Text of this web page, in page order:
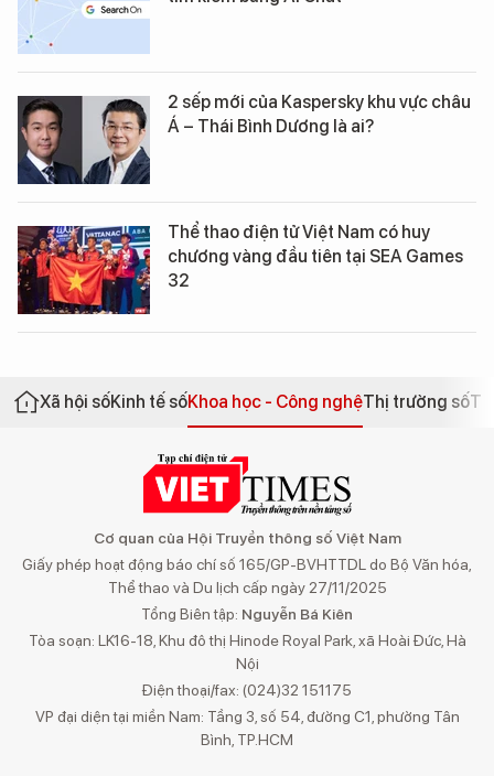
2 sếp mới của Kaspersky khu vực châu
Á – Thái Bình Dương là ai?
Thể thao điện tử Việt Nam có huy
chương vàng đầu tiên tại SEA Games
32
Xã hội sốKinh tế sốKhoa học - Công nghệThị trường số
Cơ quan của Hội Truyền thông số Việt Nam
Giấy phép hoạt động báo chí số 165/GP-BVHTTDL do Bộ Văn hóa,
Thể thao và Du lịch cấp ngày 27/11/2025
Tổng Biên tập: Nguyễn Bá Kiên
Tòa soạn: LK16-18, Khu đô thị Hinode Royal Park, xã Hoài Đức, Hà
Nội
Điện thoại/fax: (024)32 151175
VP đại diện tại miền Nam: Tầng 3, số 54, đường C1, phường Tân
Bình, TP.HCM